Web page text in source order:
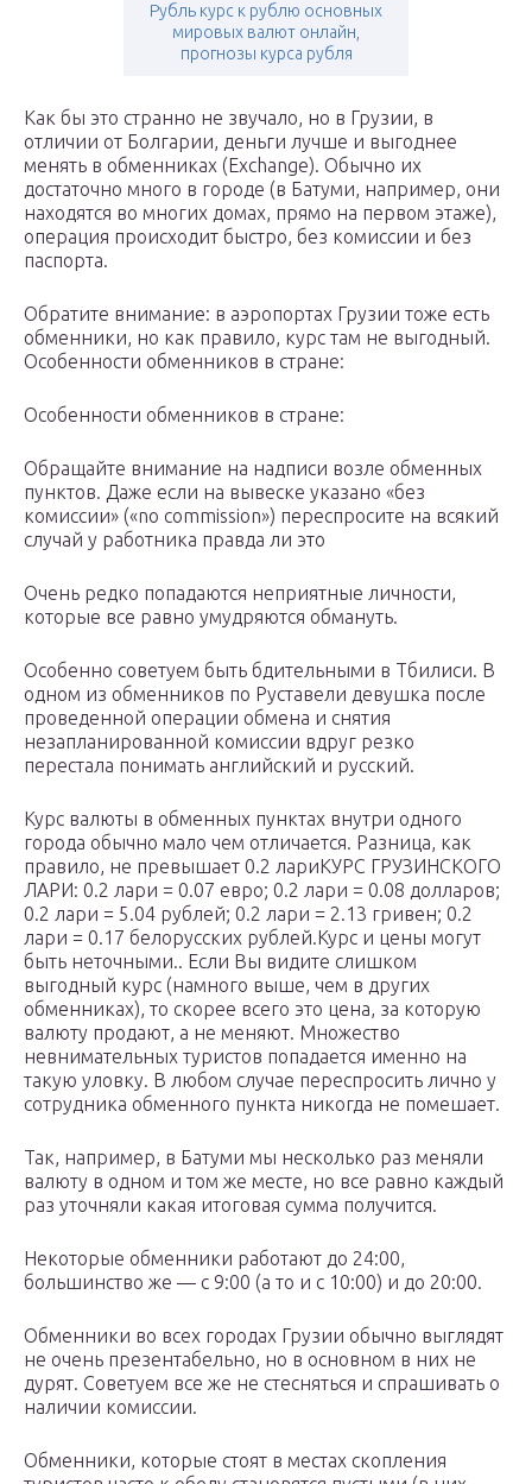
Рубль курс к рублю основных
мировых валют онлайн,
прогнозы курса рубля
Как бы это странно не звучало, но в Грузии, в
отличии от Болгарии, деньги лучше и выгоднее
менять в обменниках (Exchange). Обычно их
достаточно много в городе (в Батуми, например, они
находятся во многих домах, прямо на первом этаже),
операция происходит быстро, без комиссии и без
паспорта.
Обратите внимание: в аэропортах Грузии тоже есть
обменники, но как правило, курс там не выгодный.
Особенности обменников в стране:
Особенности обменников в стране:
Обращайте внимание на надписи возле обменных
пунктов. Даже если на вывеске указано «без
комиссии» («no commission») переспросите на всякий
случай у работника правда ли это
Очень редко попадаются неприятные личности,
которые все равно умудряются обмануть.
Особенно советуем быть бдительными в Тбилиси. В
одном из обменников по Руставели девушка после
проведенной операции обмена и снятия
незапланированной комиссии вдруг резко
перестала понимать английский и русский.
Курс валюты в обменных пунктах внутри одного
города обычно мало чем отличается. Разница, как
правило, не превышает 0.2 лариКУРС ГРУЗИНСКОГО
ЛАРИ: 0.2 лари = 0.07 евро; 0.2 лари = 0.08 долларов;
0.2 лари = 5.04 рублей; 0.2 лари = 2.13 гривен; 0.2
лари = 0.17 белорусских рублей.Курс и цены могут
быть неточными.. Если Вы видите слишком
выгодный курс (намного выше, чем в других
обменниках), то скорее всего это цена, за которую
валюту продают, а не меняют. Множество
невнимательных туристов попадается именно на
такую уловку. В любом случае переспросить лично у
сотрудника обменного пункта никогда не помешает.
Так, например, в Батуми мы несколько раз меняли
валюту в одном и том же месте, но все равно каждый
раз уточняли какая итоговая сумма получится.
Некоторые обменники работают до 24:00,
большинство же — с 9:00 (а то и с 10:00) и до 20:00.
Обменники во всех городах Грузии обычно выглядят
не очень презентабельно, но в основном в них не
дурят. Советуем все же не стесняться и спрашивать о
наличии комиссии.
Обменники, которые стоят в местах скопления